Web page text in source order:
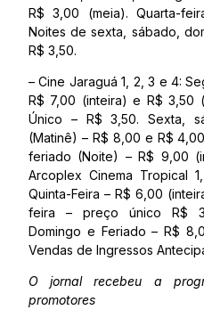
R$ 3,00 (meia). Quarta-
Noites de sexta, sábado,
R$ 3,50.
– Cine Jaraguá 1, 2, 3 e 4:
R$ 7,00 (inteira) e R$ 3,50
Único – R$ 3,50. Sexta,
(Matinê) – R$ 8,00 e R$
feriado (Noite) – R$ 9,00
Arcoplex Cinema Tropical
Quinta-Feira – R$ 6,00
feira – preço único R$
Domingo e Feriado – R$
Vendas de Ingressos
O jornal recebeu a
promotores